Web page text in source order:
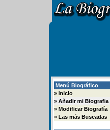
Menú Biográfico
» Inicio
» Añadir mi Biografia
» Modificar Biografía
» Las más Buscadas